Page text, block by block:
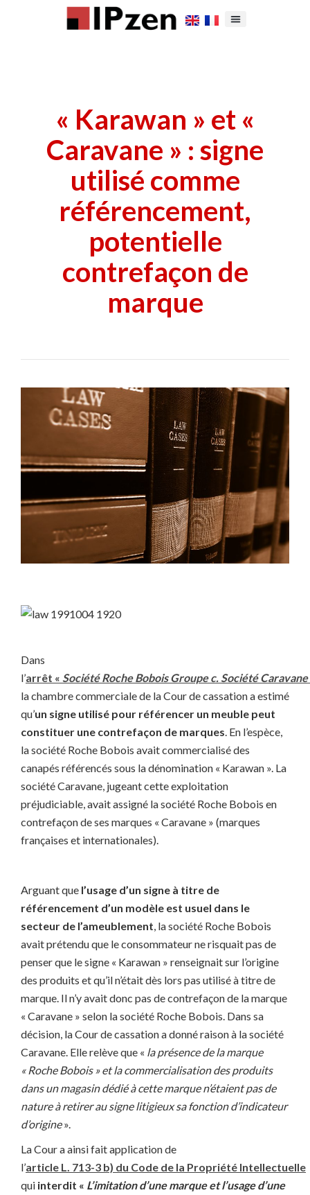
« Karawan » et «
Caravane » : signe
utilisé comme
référencement,
potentielle
contrefaçon de
marque
Dans
l’arrêt « Société Roche Bobois Groupe c. Société Caravane
la chambre commerciale de la Cour de cassation a estimé
qu’un signe utilisé pour référencer un meuble peut
constituer une contrefaçon de marques . En l’espèce,
la société Roche Bobois avait commercialisé des
canapés référencés sous la dénomination « Karawan ». La
société Caravane, jugeant cette exploitation
préjudiciable, avait assigné la société Roche Bobois en
contrefaçon de ses marques « Caravane » (marques
françaises et internationales).
Arguant que l’usage d’un signe à titre de
référencement d’un modèle est usuel dans le
secteur de l’ameublement , la société Roche Bobois
avait prétendu que le consommateur ne risquait pas de
penser que le signe « Karawan » renseignait sur l’origine
des produits et qu’il n’était dès lors pas utilisé à titre de
marque. Il n’y avait donc pas de contrefaçon de la marque
« Caravane » selon la société Roche Bobois. Dans sa
décision, la Cour de cassation a donné raison à la société
Caravane. Elle relève que « la présence de la marque
« Roche Bobois » et la commercialisation des produits
dans un magasin dédié à cette marque n’étaient pas de
nature à retirer au signe litigieux sa fonction d’indicateur
d’origine».
La Cour a ainsi fait application de
l’article L. 713-3 b) du Code de la Propriété Intellectuelle
qui interdit « L’imitation d’une marque et l’usage d’une